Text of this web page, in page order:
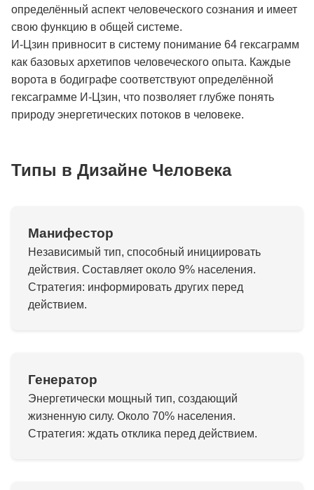
определённый аспект человеческого сознания и имеет
свою функцию в общей системе.
И-Цзин привносит в систему понимание 64 гексаграмм
как базовых архетипов человеческого опыта. Каждые
ворота в бодиграфе соответствуют определённой
гексаграмме И-Цзин, что позволяет глубже понять
природу энергетических потоков в человеке.
Типы в Дизайне Человека
Манифестор
Независимый тип, способный инициировать
действия. Составляет около 9% населения.
Стратегия: информировать других перед
действием.
Генератор
Энергетически мощный тип, создающий
жизненную силу. Около 70% населения.
Стратегия: ждать отклика перед действием.